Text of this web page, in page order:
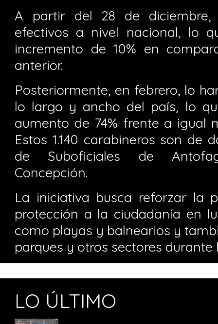
A partir del 28 de diciembre,
efectivos a nivel nacional, lo
incremento de 10% en
anterior.
Posteriormente, en febrero, lo
lo largo y ancho del país, lo
aumento de 74% frente a igual
Estos 1.140 carabineros son de
de Suboficiales de
Concepción.
La iniciativa busca reforzar la
protección a la ciudadanía en
como playas y balnearios y
parques y otros sectores
LO ÚLTIMO